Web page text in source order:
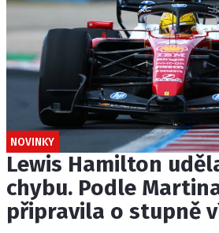
NOVINKY
Lewis Hamilton
chybu. Podle
připravila o stupně